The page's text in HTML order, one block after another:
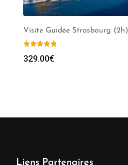
Visite Guidée Strasbourg (2h)
329.00€
Liens Partenaires